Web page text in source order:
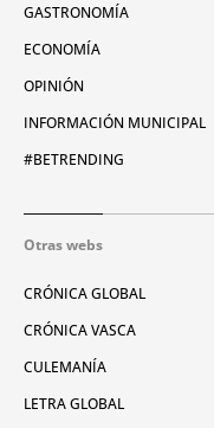
GASTRONOMÍA
ECONOMÍA
OPINIÓN
INFORMACIÓN MUNICIPAL
#BETRENDING
Otras webs
CRÓNICA GLOBAL
CRÓNICA VASCA
CULEMANÍA
LETRA GLOBAL